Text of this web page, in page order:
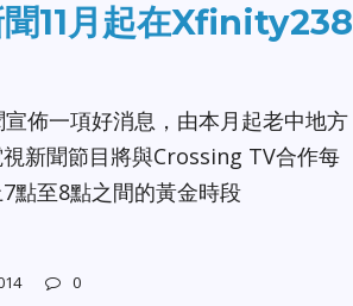
11月起在Xfinity238
佈一項好消息，由本月起老中地方
新聞節目將與Crossing TV合作每
點至8點之間的黃金時段
0